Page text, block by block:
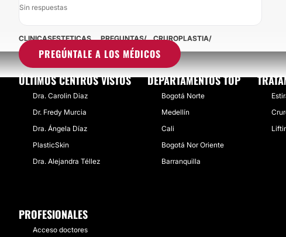
Sin respuestas
PREGÚNTALE A LOS MÉDICOS
CLINICASESTETICAS PREGUNTAS CRUROPLASTIA
ÚLTIMOS CENTROS VISTOS
Dra. Carolin Diaz
Dr. Fredy Murcia
Dra. Ángela Díaz
PlasticSkin
Dra. Alejandra Téllez
DEPARTAMENTOS TOP
Bogotá Norte
Medellín
Cali
Bogotá Nor Oriente
Barranquilla
PROFESIONALES
Acceso doctores